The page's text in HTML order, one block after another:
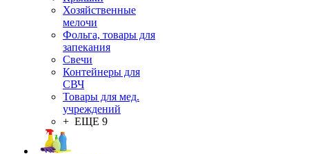
Хозяйственные
мелочи
Фольга, товары для
запекания
Свечи
Контейнеры для
СВЧ
Товары для мед.
учреждений
+ ЕЩЕ 9